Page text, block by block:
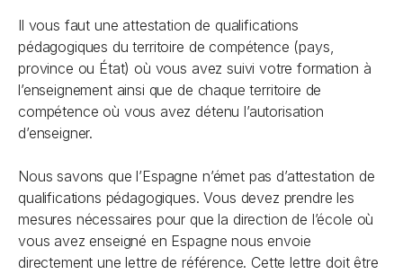
Il vous faut une attestation de qualifications
pédagogiques du territoire de compétence (pays,
province ou État) où vous avez suivi votre formation à
l’enseignement ainsi que de chaque territoire de
compétence où vous avez détenu l’autorisation
d’enseigner.
Nous savons que l’Espagne n’émet pas d’attestation de
qualifications pédagogiques. Vous devez prendre les
mesures nécessaires pour que la direction de l’école où
vous avez enseigné en Espagne nous envoie
directement une lettre de référence. Cette lettre doit être